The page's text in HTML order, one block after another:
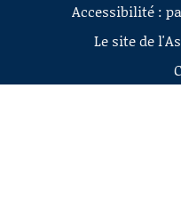
Accessibilité :
Le site de